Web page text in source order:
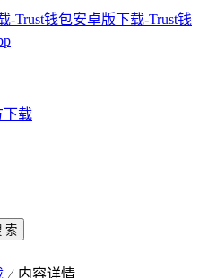
下载
索
内容详情